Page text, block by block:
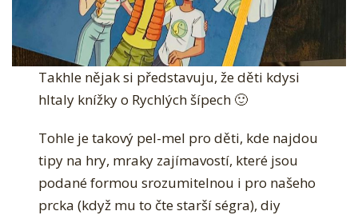
Takhle nějak si představuju, že děti kdysi
hltaly knížky o Rychlých šípech 🙂
Tohle je takový pel-mel pro děti, kde najdou
tipy na hry, mraky zajímavostí, které jsou
podané formou srozumitelnou i pro našeho
prcka (když mu to čte starší ségra), diy